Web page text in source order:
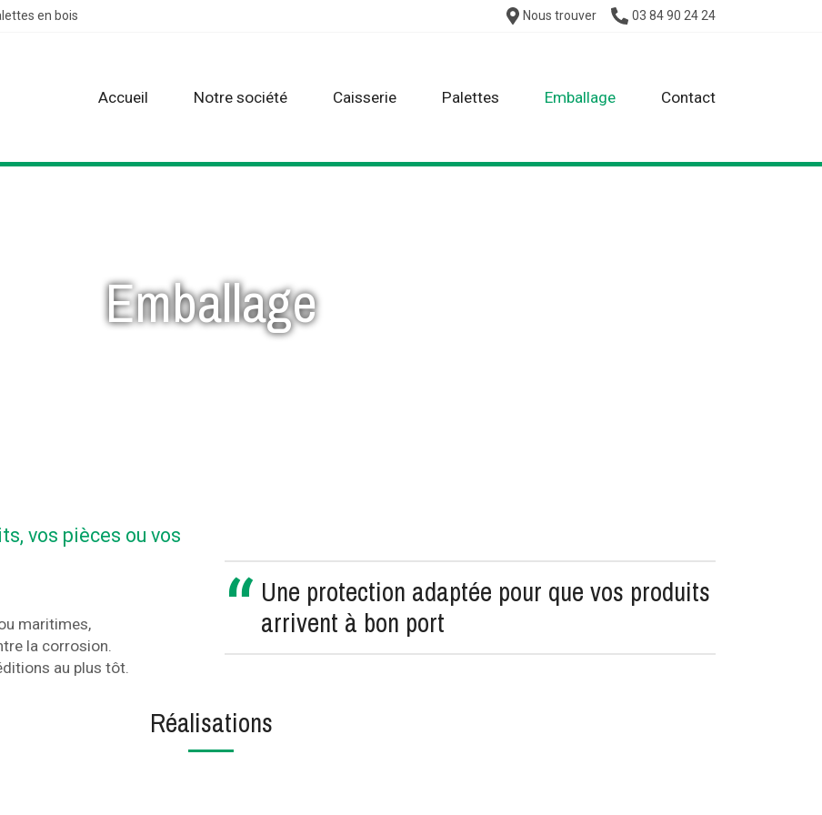
en bois Nous trouver 03 84 90 24 24
Accueil Notre société Caisserie Palettes Emballage Contact
Emballage
vos pièces ou vos
maritimes,
la corrosion.
au plus tôt.
Une protection adaptée pour que vos produits
arrivent à bon port
Réalisations